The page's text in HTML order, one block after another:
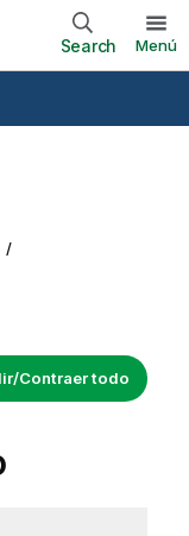
Search Menú
Contraer todo